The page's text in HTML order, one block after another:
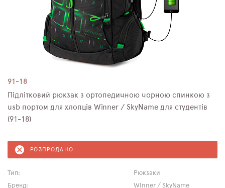
91-18
Підлітковий рюкзак з ортопедичною чорною спинкою з
usb портом для хлопців Winner / SkyName для студентів
(91-18)
РОЗПРОДАНО
Тип:
Рюкзаки
Бренд:
Winner / SkyName